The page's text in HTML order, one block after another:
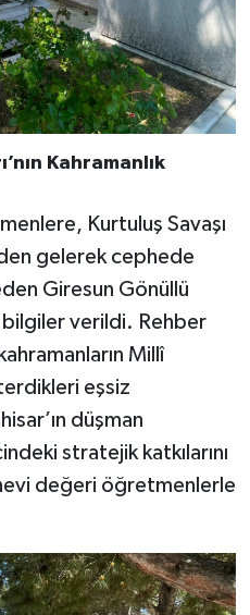
Kahramanlık
Kurtuluş Savaşı
gelerek cephede
Giresun Gönüllü
bilgiler verildi. Rehber
Millî
eşsiz
düşman
stratejik katkılarını
değeri öğretmenlerle